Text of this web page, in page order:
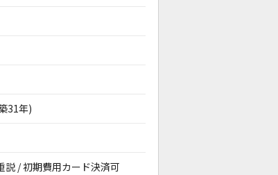
31年)
説 / 初期費用カード決済可